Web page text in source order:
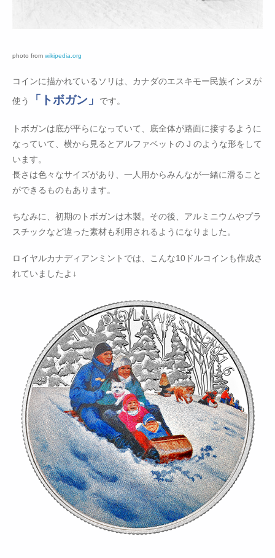
photo from wikipedia.org
コインに描かれているソリは、カナダのエスキモー民族インヌが
使う
「トボガン」 です。
トボガンは底が平らになっていて、底全体が路面に接するように
なっていて、横から見るとアルファベットの J のような形をして
います。
長さは色々なサイズがあり、一人用からみんなが一緒に滑ること
ができるものもあります。
ちなみに、初期のトボガンは木製。その後、アルミニウムやプラ
スチックなど違った素材も利用されるようになりました。
ロイヤルカナディアンミントでは、こんな10ドルコインも作成さ
れていましたよ↓